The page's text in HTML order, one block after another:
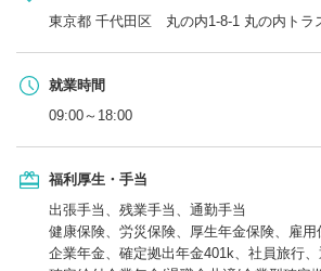
東京都 千代田区 丸の内1-8-1 丸の内トラ
就業時間
09:00～18:00
福利厚生・手当
出張手当、残業手当、通勤手当
健康保険、労災保険、厚生年金保険、雇用
企業年金、確定拠出年金401k、社員旅行